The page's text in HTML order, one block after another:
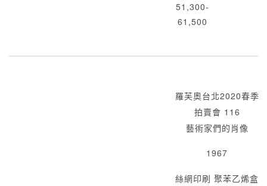
51,300-
61,500
羅芙奧台北2020春季
拍賣會 116
藝術家們的肖像
1967
絲網印刷 聚苯乙烯盒